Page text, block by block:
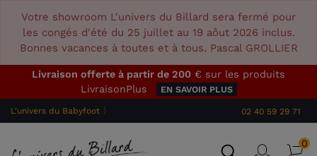
Votre showroom L'univers du Billard sera fermé pour
les congés d'été du 25 juillet au 19 aôut 2026 inclus.
Bonnes vacances à toutes et à tous. Pascal GROLLIER
Livraison offerte à partir de 200 € sur les produits
LivraisonPlus
EN SAVOIR PLUS
L'univers du Babyfoot 〉 02 40 59 29 71
0